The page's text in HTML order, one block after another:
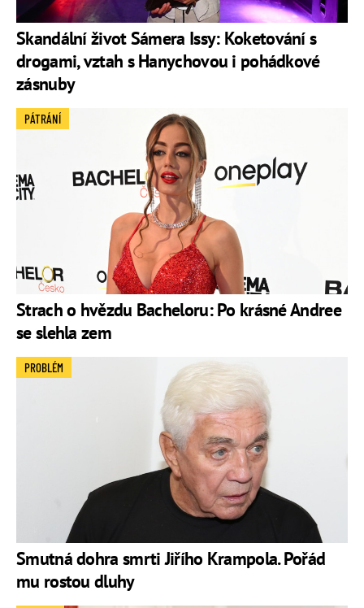
Skandální život Sámera Issy: Koketování s
drogami, vztah s Hanychovou i pohádkové
zásnuby
Strach o hvězdu Bacheloru: Po krásné Andree
se slehla zem
PÁTRÁNÍ
Smutná dohra smrti Jiřího Krampola. Pořád
mu rostou dluhy
PROBLÉM